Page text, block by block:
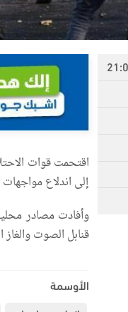
اقتحمت قوات
إلى اندلاع
وأفادت مصادر
قنابل الصوت
الأوسمة